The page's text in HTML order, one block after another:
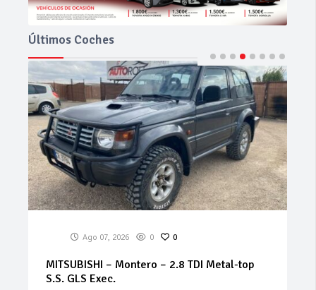
Últimos Coches
Ago 07, 2026 0 0
BMW – Serie 3 – 320i Futura